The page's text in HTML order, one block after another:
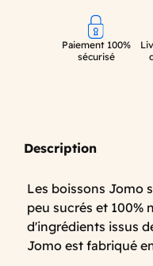
Paiement 100%
sécurisé
Description
Les boissons Jomo
peu sucrés et 100%
d'ingrédients issus
Jomo est fabriqué